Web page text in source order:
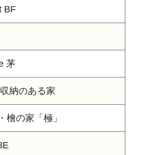
BF
茅
納のある家
檜の家「極」